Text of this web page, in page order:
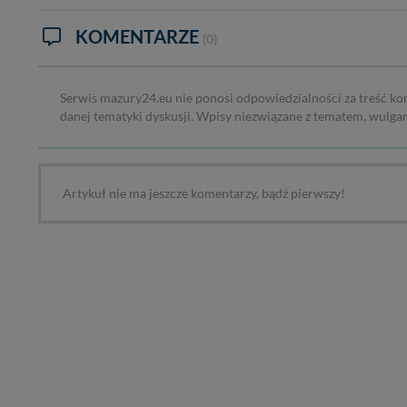
KOMENTARZE (0)
Serwis mazury24.eu nie ponosi odpowiedzialności za treść
danej tematyki dyskusji. Wpisy niezwiązane z tematem,
Artykuł nie ma jeszcze komentarzy, bądź pierwszy!
Administratorem
W każdej chwili
przetwarzania.
informacji
przypadkach nie